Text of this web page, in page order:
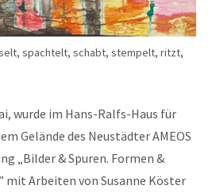
spachtelt, schabt, stempelt, ritzt,
wurde im Hans-Ralfs-Haus für
Gelände des Neustädter AMEOS
„Bilder & Spuren. Formen &
mit Arbeiten von Susanne Köster